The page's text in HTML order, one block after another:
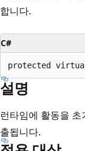
합니다.
C#
protected
설명
런타임에 활동을
출됩니다.